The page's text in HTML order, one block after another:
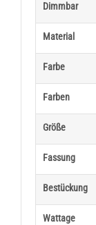
Dimmbar
Material
Farbe
Farben
Größe
Fassung
Bestückung
Wattage